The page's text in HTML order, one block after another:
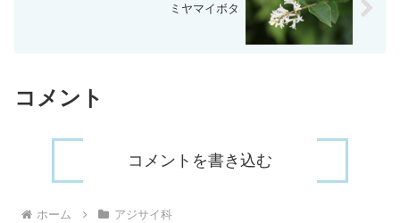
ミヤマイボタ
コメント
コメントを書き込む
ホーム アジサイ科